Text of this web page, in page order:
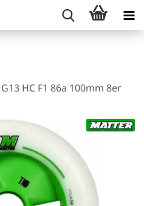
HC F1 86a 100mm 8er